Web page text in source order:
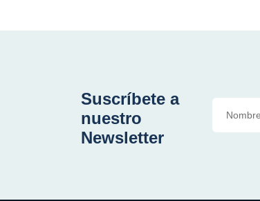
Suscríbete a
nuestro
Newsletter